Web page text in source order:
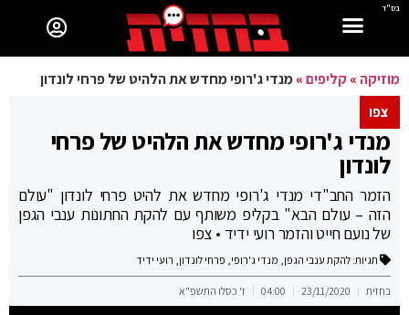
בס"ד
מוזיקה » קליפים»מנדי ג'רופי מחדש את הלהיט של פרחי לונדון
צפו
מנדי ג'רופי מחדש את הלהיט של פרחי
לונדון
הזמר החב"די מנדי ג'רופי מחדש את להיט פרחי לונדון "עולם
הזה – עולם הבא" בקליפ משותף עם להקת החתונות ענבי הגפן
של נועם חייט והזמר רועי ידיד • צפו
תגיות: להקת ענבי הגפן, מנדי ג'רופי, פרחי לונדון, רועי ידיד
בחזית 23/11/2020
04:00 ז' כסלו התשפ"א